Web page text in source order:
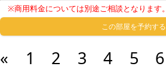
※商用料金については別途ご相談となります。
この部屋を予約する
« 1 2 3 4 5 6